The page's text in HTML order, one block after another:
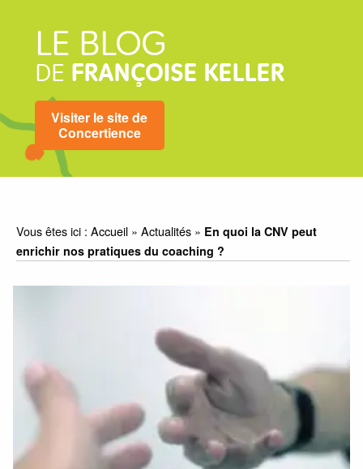
LE BLOG
DE FRANÇOISE KELLER
Visiter le site de
Concertience
Vous êtes ici :Accueil »Actualités » En quoi la CNV peut
enrichir nos pratiques du coaching ?